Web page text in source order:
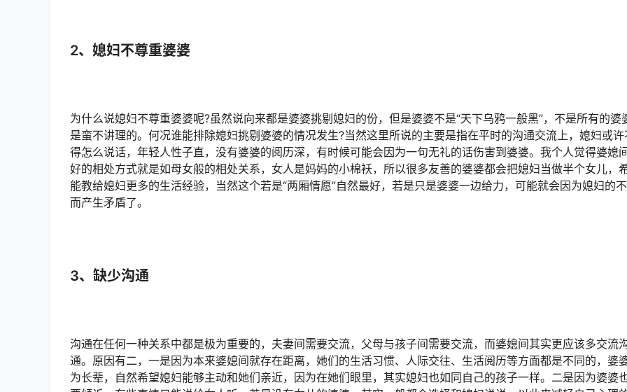
2、媳妇不尊重婆婆
为什么说媳妇不尊重婆婆呢?虽然说向来都是婆婆挑剔媳妇的份，但是婆婆不是“天下乌鸦一般黑”，不是所有的婆
是蛮不讲理的。何况谁能排除媳妇挑剔婆婆的情况发生?当然这里所说的主要是指在平时的沟通交流上，媳妇或许
得怎么说话，年轻人性子直，没有婆婆的阅历深，有时候可能会因为一句无礼的话伤害到婆婆。我个人觉得婆媳
好的相处方式就是如母女般的相处关系，女人是妈妈的小棉袄，所以很多友善的婆婆都会把媳妇当做半个女儿，
能教给媳妇更多的生活经验，当然这个若是“两厢情愿”自然最好，若是只是婆婆一边给力，可能就会因为媳妇的
而产生矛盾了。
3、缺少沟通
沟通在任何一种关系中都是极为重要的，夫妻间需要交流，父母与孩子间需要交流，而婆媳间其实更应该多交流
通。原因有二，一是因为本来婆媳间就存在距离，她们的生活习惯、人际交往、生活阅历等方面都是不同的，婆
为长辈，自然希望媳妇能够主动和她们亲近，因为在她们眼里，其实媳妇也如同自己的孩子一样。二是因为婆婆